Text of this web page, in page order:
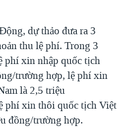
VỌNG TỪ NÔNG THÔN MỸ
dự thảo đưa ra 3
thu lệ phí. Trong 3
phí xin nhập quốc tịch
trường hợp, lệ phí xin
là 2,5 triệu
phí xin thôi quốc tịch Việt
đồng/trường hợp.